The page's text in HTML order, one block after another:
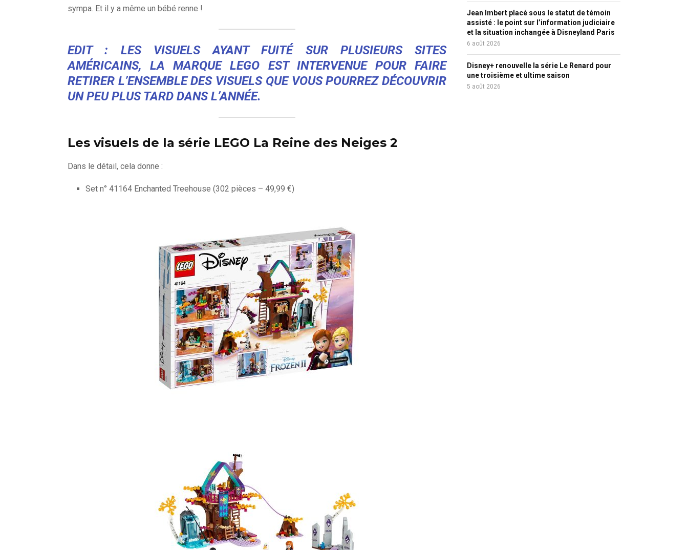
sympa. Et il y a même un bébé renne !
EDIT : LES VISUELS AYANT FUITÉ SUR PLUSIEURS SITES
AMÉRICAINS, LA MARQUE LEGO EST INTERVENUE POUR FAIRE
RETIRER L’ENSEMBLE DES VISUELS QUE VOUS POURREZ DÉCOUVRIR
UN PEU PLUS TARD DANS L’ANNÉE.
Les visuels de la série LEGO La Reine des Neiges 2
Dans le détail, cela donne :
Set n° 41164 Enchanted Treehouse (302 pièces – 49,99 €)
Jean Imbert placé sous le statut de témoin
assisté : le point sur l’information judiciaire
et la situation inchangée à Disneyland Paris
6 août 2026
Disney+ renouvelle la série Le Renard pour
une troisième et ultime saison
5 août 2026